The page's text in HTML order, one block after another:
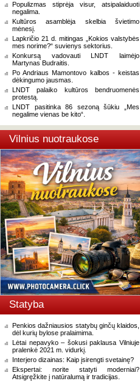
Populizmas stiprėja visur, atsipalaiduoti
negalima.
Kultūros asamblėja skelbia švietimo
mėnesį.
Lapkričio 21 d. mitingas „Kokios valstybės
mes norime?“ suvienys sektorius.
Konkursą vadovauti LNDT laimėjo
Martynas Budraitis.
Po Andriaus Mamontovo kalbos - keistas
dėkingumo jausmas.
LNDT palaiko kultūros bendruomenės
protestą.
LNDT pasitinka 86 sezoną šūkiu „Mes
negalime vienas be kito“.
Vilnius nuotraukose
Statyba
Penkios dažniausios statybų ginčų klaidos,
dėl kurių bylose pralaimima.
Lėtai nepavyko – šokusi paklausa Vilniuje
pralenkė 2021 m. vidurkį.
Interjero dizainas: Kaip įsirengti svetainę?
Ekspertai: norite statyti moderniai?
Atsigręžkite į natūralumą ir tradicijas.